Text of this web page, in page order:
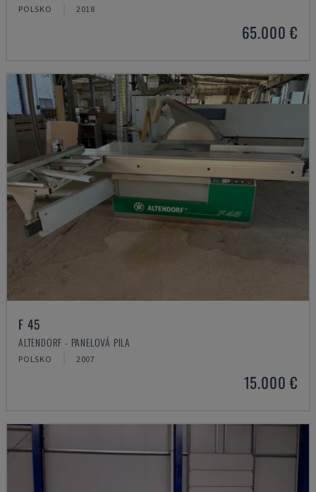
POLSKO 2018
65.000 €
F 45
ALTENDORF - PANELOVÁ PILA
POLSKO 2007
15.000 €